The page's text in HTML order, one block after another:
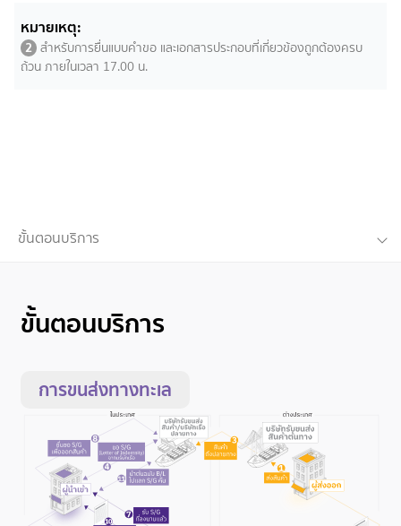
หมายเหตุ:
2 สำหรับการยื่นแบบคำขอ และเอกสารประกอบที่เกี่ยวข้องถูกต้องครบ
ถ้วน ภายในเวลา 17.00 น.
ขั้นตอนบริการ
ขั้นตอนบริการ
การขนส่งทางทะเล